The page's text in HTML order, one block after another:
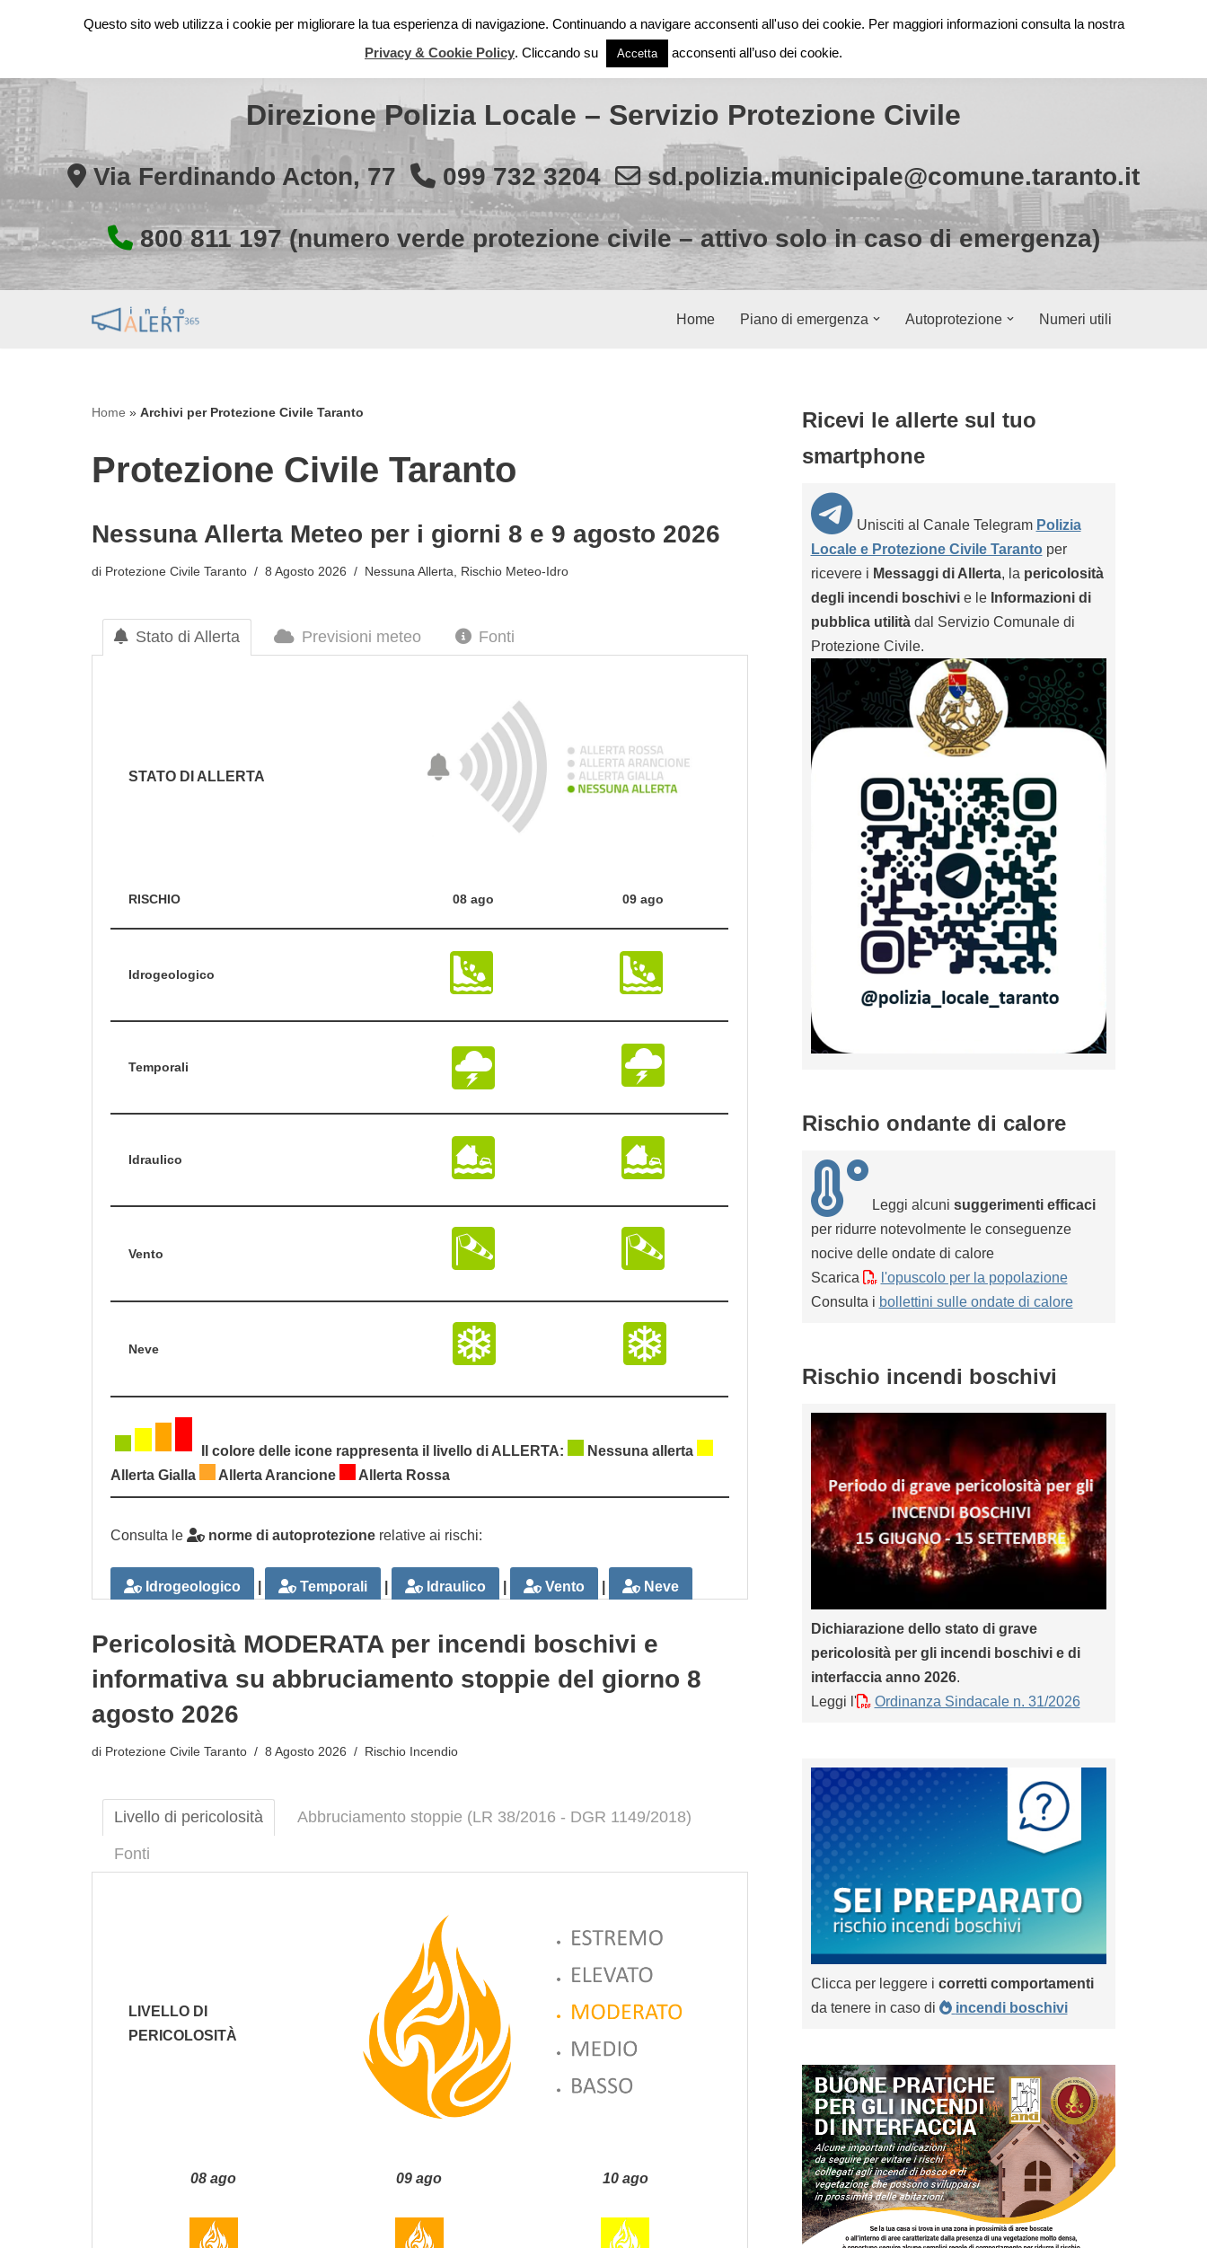
contenuto
Città di Taranto
Direzione Polizia Locale – Servizio Protezione Civile
Via Ferdinando Acton, 77 099 732 3204 sd.polizia.municipale@comune.taranto.it
800 811 197 (numero verde protezione civile – attivo solo in caso di emergenza)
Home Piano di emergenza Autoprotezione Numeri utili
Home » Archivi per Protezione Civile Taranto
Protezione Civile Taranto
Nessuna Allerta Meteo per i giorni 8 e 9 agosto 2026
di Protezione Civile Taranto 8 Agosto 2026 Nessuna Allerta Rischio Meteo-Idro
Stato di Allerta Previsioni meteo Fonti
STATO DI ALLERTA
RISCHIO 08 ago 09 ago
Idrogeologico
Temporali
Idraulico
Vento
Neve
Il colore delle icone rappresenta il livello di ALLERTA:
Nessuna allerta
Allerta Gialla
Allerta Arancione Allerta Rossa
Consulta le norme di autoprotezione relative ai rischi:
Idrogeologico Temporali Idraulico Vento Neve
Pericolosità MODERATA per incendi boschivi e
informativa su abbruciamento stoppie del giorno 8
agosto 2026
di Protezione Civile Taranto 8 Agosto 2026 Rischio Incendio
Livello di pericolosità Abbruciamento stoppie (LR 38/2016 - DGR 1149/2018)
Fonti
LIVELLO DI
PERICOLOSITÀ
08 ago 09 ago 10 ago
Ricevi le allerte sul tuo
smartphone
Unisciti al Canale Telegram Polizia
Locale e Protezione Civile Tarantoper
ricevere i Messaggi di Allerta, la pericolosità
degli incendi boschivie le Informazioni di
pubblica utilitàdal Servizio Comunale di
Protezione Civile.
Rischio ondante di calore
Leggi alcuni suggerimenti efficaci
per ridurre notevolmente le conseguenze
nocive delle ondate di calore
Scarica
l'opuscolo per la popolazione
Consulta i bollettini sulle ondate di calore
Rischio incendi boschivi
Dichiarazione dello stato di grave
pericolosità per gli incendi boschivi e di
interfaccia anno 2026.
Leggi l'
Ordinanza Sindacale n. 31/2026
Clicca per leggere i corretti comportamenti
da tenere in caso di
incendi boschivi
Questo sito web utilizza i cookie per migliorare la tua esperienza di navigazione. Continuando a navigare acconsenti all'uso dei cookie. Per maggiori informazioni consulta la nostra
Privacy & Cookie Policy. Cliccando su Accetta acconsenti all’uso dei cookie.